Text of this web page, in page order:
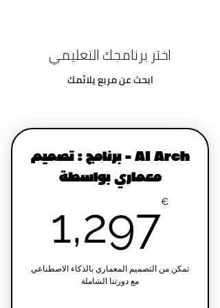
اختر برنامجك التعليمي
ابحث عن مربع يلائمك
AI Arch - برنامج : تصميم
معماري بواسطة
€
1,297
تمكن من التصميم المعماري بالذكاء الاصطناعي
مع دورتنا الشاملة